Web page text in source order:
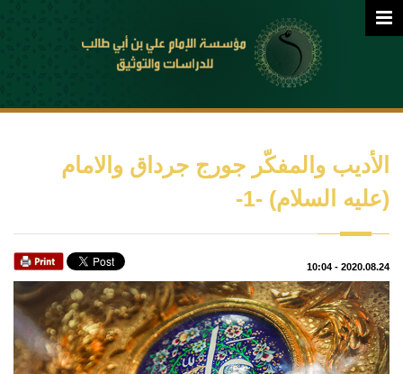
الأديب والمفكّر جورج جرداق والامام
(عليه السلام) -1-
2020.08.24
-
10:04